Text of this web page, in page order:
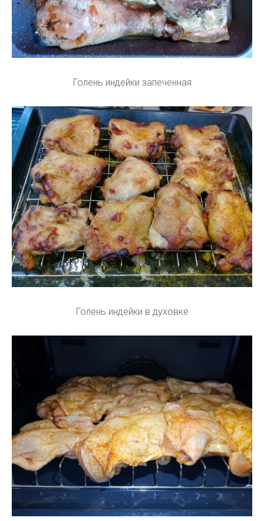
Голень индейки запеченная
Голень индейки в духовке